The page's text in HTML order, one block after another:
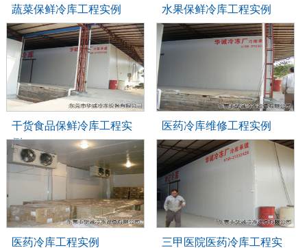
蔬菜保鲜冷库工程实例 水果保鲜冷库工程实例
干货食品保鲜冷库工程实
例
医药冷库维修工程实例
医药冷库工程实例
三甲医院医药冷库工程实